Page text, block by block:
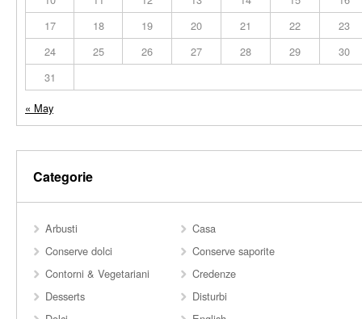
17
18 19 20 21 22
23
24
25 26 27 28 29
30
31
« May
Categorie
Arbusti
Casa
Conserve dolci
Conserve saporite
Contorni & Vegetariani
Credenze
Desserts
Disturbi